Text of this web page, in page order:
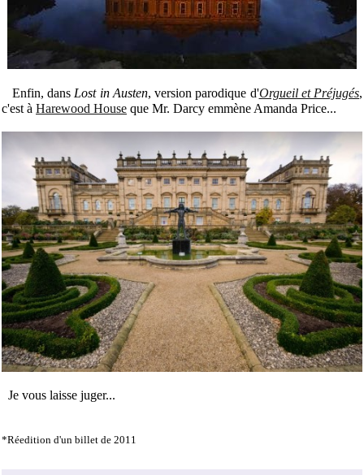
Enfin, dans Lost in Austen, version parodique d'Orgueil et Préjugés,
c'est à Harewood House que Mr. Darcy emmène Amanda Price...
Je vous laisse juger...
*Réedition d'un billet de 2011